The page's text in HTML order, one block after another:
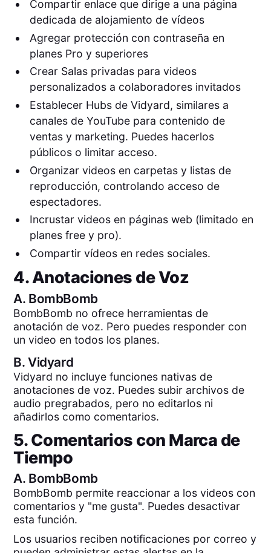
Compartir enlace que dirige a una página
dedicada de alojamiento de vídeos
Agregar protección con contraseña en
planes Pro y superiores
Crear Salas privadas para videos
personalizados a colaboradores invitados
Establecer Hubs de Vidyard, similares a
canales de YouTube para contenido de
ventas y marketing. Puedes hacerlos
públicos o limitar acceso.
Organizar videos en carpetas y listas de
reproducción, controlando acceso de
espectadores.
Incrustar videos en páginas web (limitado en
planes free y pro).
Compartir vídeos en redes sociales.
4. Anotaciones de Voz
A. BombBomb
BombBomb no ofrece herramientas de
anotación de voz. Pero puedes responder con
un video en todos los planes.
B.Vidyard
Vidyard no incluye funciones nativas de
anotaciones de voz. Puedes subir archivos de
audio pregrabados, pero no editarlos ni
añadirlos como comentarios.
5. Comentarios con Marca de
Tiempo
A. BombBomb
BombBomb permite reaccionar a los videos con
comentarios y "me gusta". Puedes desactivar
esta función.
Los usuarios reciben notificaciones por correo y